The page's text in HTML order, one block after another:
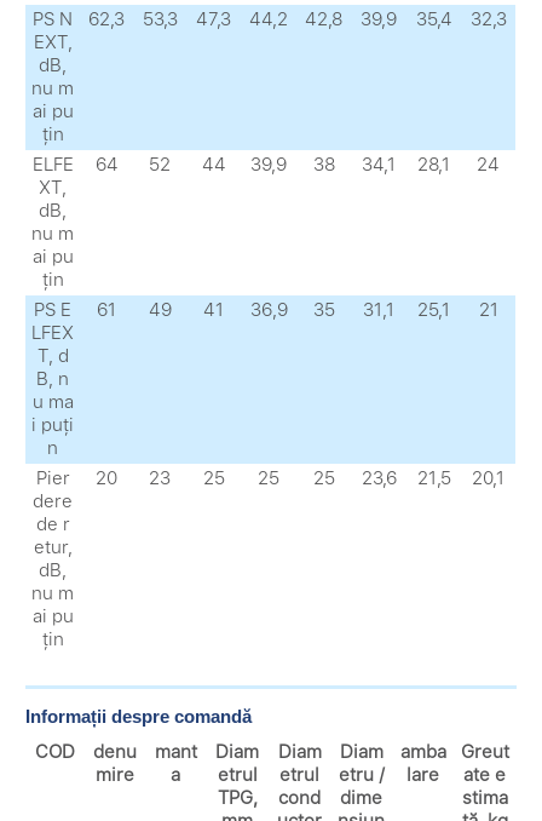
PS N
EXТ,
dB,
nu m
ai pu
țin
62,3 53,3 47,3 44,2 42,8 39,9 35,4 32,3
ELFE
XТ,
dB,
nu m
ai pu
țin
64 52 44 39,9 38 34,1 28,1 24
PS E
LFEX
Т, d
B, n
u ma
i puți
n
61 49 41 36,9 35 31,1 25,1 21
Pier
dere
de r
etur,
dB,
nu m
ai pu
țin
20 23 25 25 25 23,6 21,5 20,1
Informații despre comandă
COD
denu
mire
mant
a
Diam
etrul
TPG,
Diam
etrul
cond
Diam
etru /
dime
amba
lare
Greut
ate e
stima